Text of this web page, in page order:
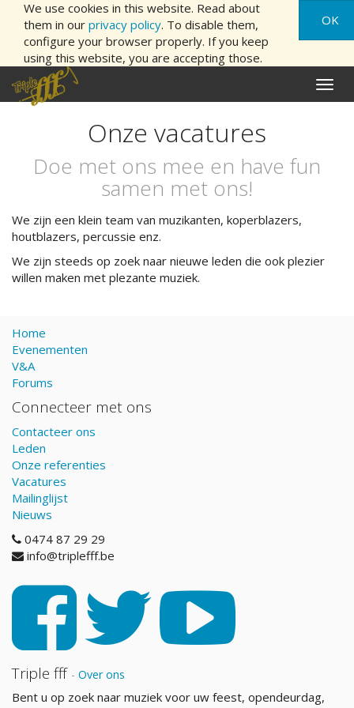
We use cookies in this website. Read about
them in our privacy policy. To disable them,
configure your browser properly. If you keep
using this website, you are accepting those.
OK
aan/
Onze vacatures
Doe met ons mee en have fun
samen met ons!
We zijn een klein team van muzikanten, koperblazers,
houtblazers, percussie enz.
We zijn steeds op zoek naar nieuwe leden die ook plezier
willen maken met plezante muziek.
Home
Evenementen
V&A
Forums
Connecteer met ons
Contacteer ons
Leden
Onze referenties
Vacatures
Mailinglijst
Nieuws
0474 87 29 29
info@triplefff.be
Triple fff - Over ons
Bent u op zoek naar muziek voor uw feest, opendeurdag,